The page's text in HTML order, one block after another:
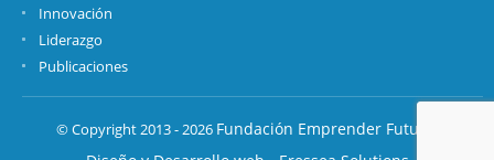
Innovación
Liderazgo
Publicaciones
© Copyright 2013 - 2026 Fundación Emprender Futuro.